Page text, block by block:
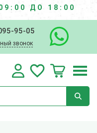
ДО 18:00
95-05
звонок